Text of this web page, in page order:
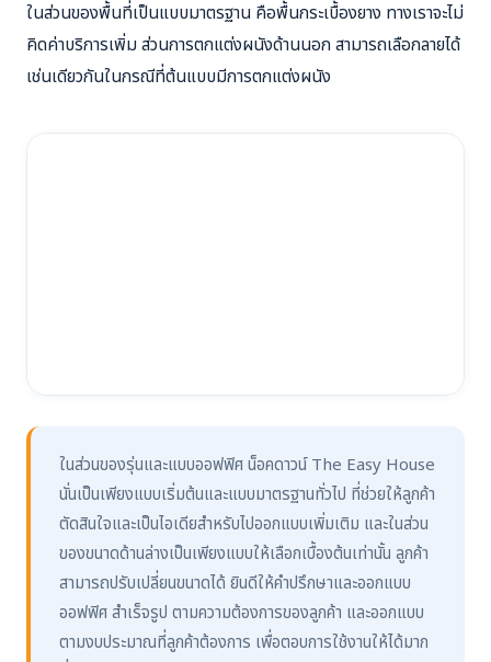
ในส่วนของพื้นที่เป็นแบบมาตรฐาน คือพื้นกระเบื้องยาง ทางเราจะไม่
คิดค่าบริการเพิ่ม ส่วนการตกแต่งผนังด้านนอก สามารถเลือกลายได้
เช่นเดียวกันในกรณีที่ต้นแบบมีการตกแต่งผนัง
ในส่วนของรุ่นและแบบออฟฟิศ น็อคดาวน์ The Easy House
นั่นเป็นเพียงแบบเริ่มต้นและแบบมาตรฐานทั่วไป ที่ช่วยให้ลูกค้า
ตัดสินใจและเป็นไอเดียสำหรับไปออกแบบเพิ่มเติม และในส่วน
ของขนาดด้านล่างเป็นเพียงแบบให้เลือกเบื้องต้นเท่านั้น ลูกค้า
สามารถปรับเปลี่ยนขนาดได้ ยินดีให้คำปรึกษาและออกแบบ
ออฟฟิศ สําเร็จรูป ตามความต้องการของลูกค้า และออกแบบ
ตามงบประมาณที่ลูกค้าต้องการ เพื่อตอบการใช้งานให้ได้มาก